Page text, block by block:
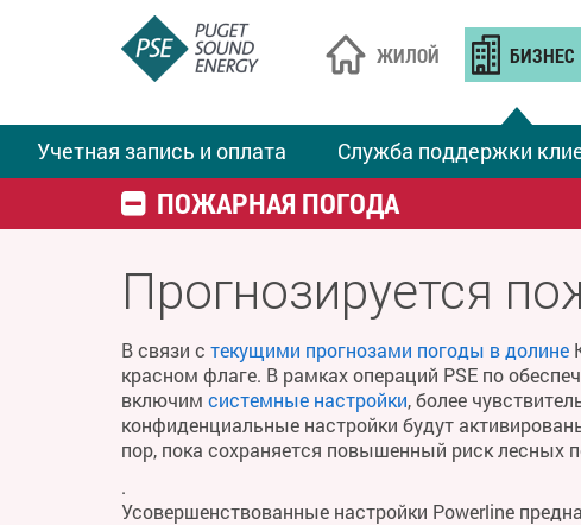
ЖИЛОЙ БИЗНЕС
Учетная запись и оплата Служба поддержки
ПОЖАРНАЯ ПОГОДА
Прогнозируется
В связи с текущими прогнозами погоды в долине
красном флаге. В рамках операций PSE по
включим системные настройки, более
конфиденциальные настройки будут
пор, пока сохраняется повышенный риск лесных
.
Усовершенствованные настройки Powerline